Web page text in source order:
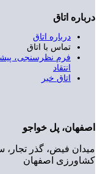
درباره اتاق
درباره اتاق
تماس با اتاق
فرم نظرسنجی،
انتقاد
اتاق خبر
اصفهان، پل خواجو
میدان فیض، گذر تجار،
کشاورزی اصفهان